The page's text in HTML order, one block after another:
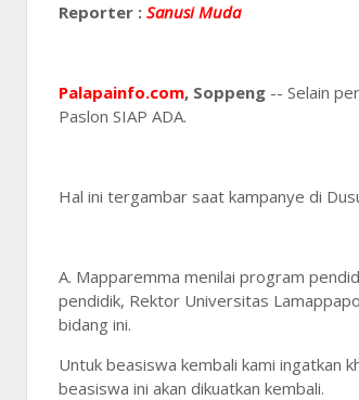
Reporter : Sanusi Muda
Palapainfo.com, Soppeng -- Selain
Paslon SIAP ADA.
Hal ini tergambar saat kampanye di
A. Mapparemma menilai program
pendidik, Rektor Universitas
bidang ini.
Untuk beasiswa kembali kami ingatkan
beasiswa ini akan dikuatkan kembali.